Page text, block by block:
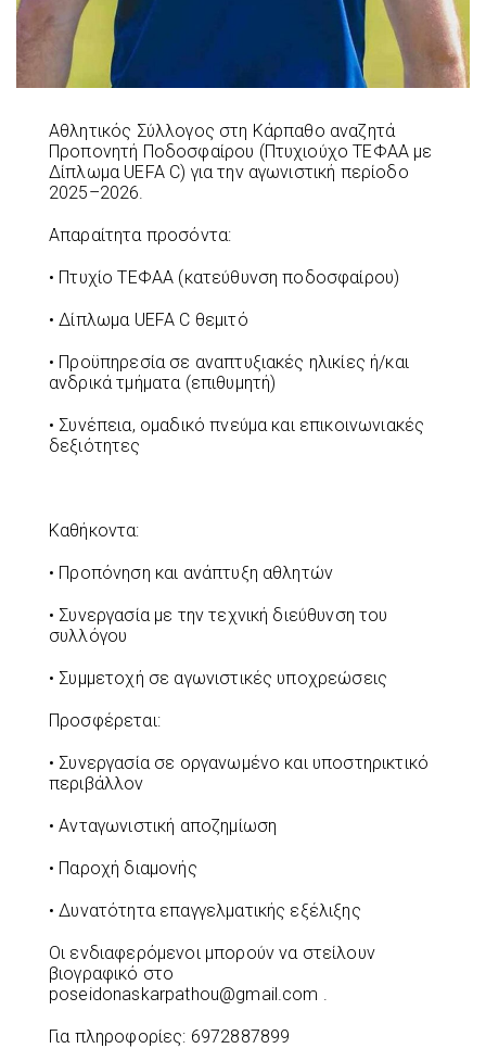
Αθλητικός Σύλλογος στη Κάρπαθο αναζητά
Προπονητή Ποδοσφαίρου (Πτυχιούχο ΤΕΦΑΑ με
Δίπλωμα UEFA C) για την αγωνιστική περίοδο
2025–2026.
Απαραίτητα προσόντα:
• Πτυχίο ΤΕΦΑΑ (κατεύθυνση ποδοσφαίρου)
• Δίπλωμα UEFA C θεμιτό
• Προϋπηρεσία σε αναπτυξιακές ηλικίες ή/και
ανδρικά τμήματα (επιθυμητή)
• Συνέπεια, ομαδικό πνεύμα και επικοινωνιακές
δεξιότητες
Καθήκοντα:
• Προπόνηση και ανάπτυξη αθλητών
• Συνεργασία με την τεχνική διεύθυνση του
συλλόγου
• Συμμετοχή σε αγωνιστικές υποχρεώσεις
Προσφέρεται:
• Συνεργασία σε οργανωμένο και υποστηρικτικό
περιβάλλον
• Ανταγωνιστική αποζημίωση
• Παροχή διαμονής
• Δυνατότητα επαγγελματικής εξέλιξης
Οι ενδιαφερόμενοι μπορούν να στείλουν
βιογραφικό στο
poseidonaskarpathou@gmail.com .
Για πληροφορίες: 6972887899